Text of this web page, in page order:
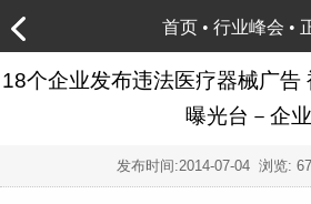
首页 • 行业峰会 •
18个企业发布违法医疗器械广告
曝光台－企业
发布时间:2014-07-04 浏览: